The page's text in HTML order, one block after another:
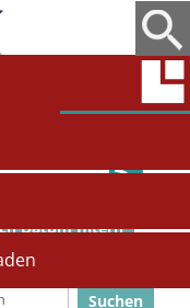
Datum filtern